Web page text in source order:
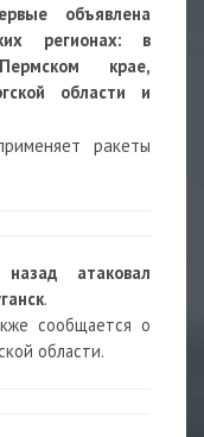
объявлена
регионах: в
крае,
области и
ракеты
атаковал
.
сообщается о
области.